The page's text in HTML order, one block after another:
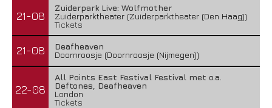
21-08
Zuiderpark Live: Wolfmother
Zuiderparktheater (Zuiderparktheater (Den Haag))
Tickets
21-08
Deafheaven
Doornroosje (Doornroosje (Nijmegen))
22-08
All Points East Festival Festival met o.a.
Deftones, Deafheaven
London
Tickets